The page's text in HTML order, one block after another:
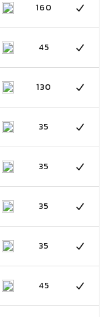
160
45
130
35
35
35
35
45